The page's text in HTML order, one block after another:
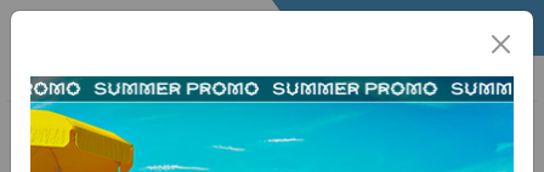
Home Fisco Info Fisco Informafisco
Informafisco